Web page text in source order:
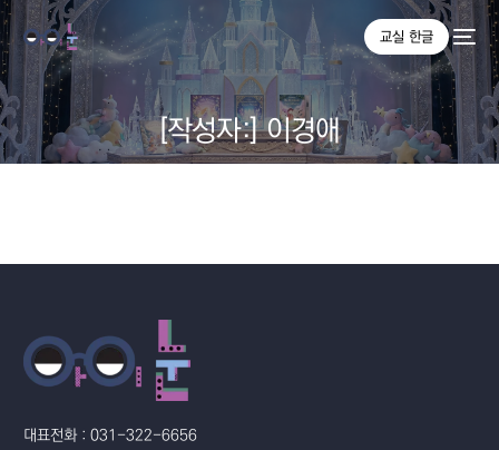
교실 한글
[작성자:]이경애
대표전화 : 031-322-6656